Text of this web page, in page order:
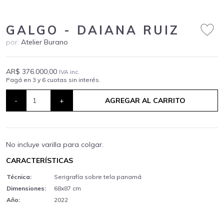
GALGO - DAIANA RUIZ
por: Atelier Burano
AR$ 376.000,00 IVA inc.
Pagá en 3 y 6 cuotas sin interés.
- + AGREGAR AL CARRITO
No incluye varilla para colgar.
CARACTERÍSTICAS
Técnica:
Serigrafía sobre tela panamá
Dimensiones:
68x87 cm
Año:
2022